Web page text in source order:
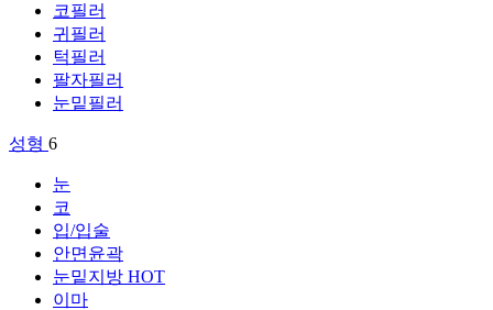
코필러
귀필러
턱필러
팔자필러
눈밑필러
성형 6
눈
코
입/입술
안면윤곽
눈밑지방 HOT
이마